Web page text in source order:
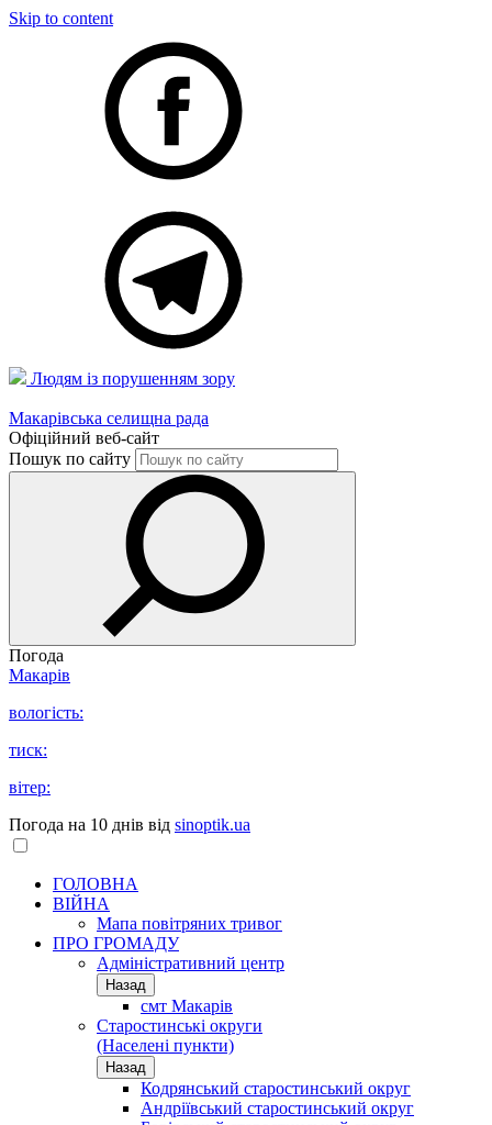
Skip to content
Людям із порушенням зору
Макарівська селищна рада
Офіційний веб-сайт
Пошук по сайту
Погода
Макарів
вологість:
тиск:
вітер:
Погода на 10 днів від sinoptik.ua
ГОЛОВНА
ВІЙНА
Мапа повітряних тривог
ПРО ГРОМАДУ
Aдміністративний центр
Назад
смт Макарів
Старостинські округи
(Населені пункти)
Назад
Кодрянський старостинський округ
Андріївський старостинський округ